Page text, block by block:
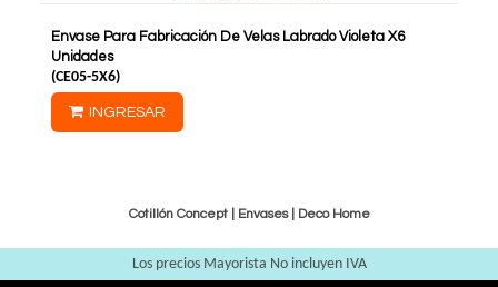
Envase Para Fabricación De Velas Labrado Violeta X6
Unidades
(CE05-5X6)
INGRESAR
Cotillón Concept | Envases| Deco Home
Los precios Mayorista No incluyen IVA